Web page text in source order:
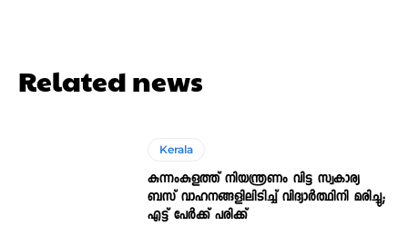
Related news
Kerala
കുന്നംകുളത്ത് നിയന്ത്രണം വിട്ട സ്വകാര്യ
ബസ് വാഹനങ്ങളിലിടിച്ച് വിദ്യാർത്ഥിനി മരിച്ചു;
എട്ട് പേർക്ക് പരിക്ക്